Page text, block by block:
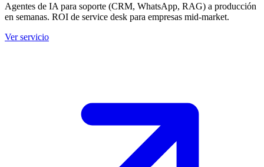
Agentes de IA para soporte (CRM, WhatsApp, RAG) a producción
en semanas. ROI de service desk para empresas mid-market.
Ver servicio